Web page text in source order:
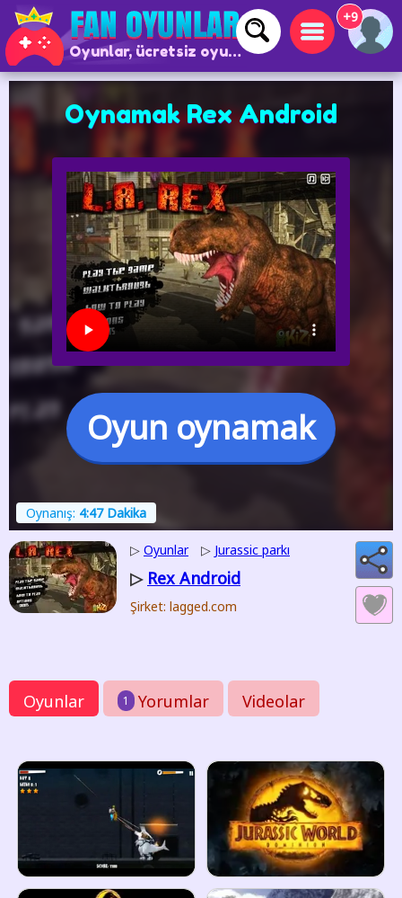
Oyunlar, ücretsiz oyunlar ve çevrimiçi oyunlar
+9
Oynamak Rex Android
Oyun oynamak
Oynanış: 4:47 Dakika
▷ Oyunlar ▷ Jurassic parkı
▷ Rex Android
Şirket: lagged.com
Oyunlar 1 Yorumlar Videolar